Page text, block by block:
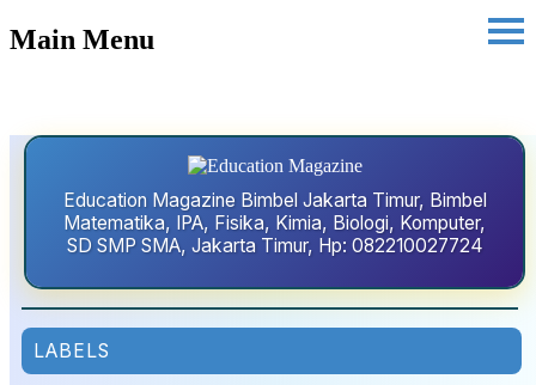
Main Menu
Education Magazine Bimbel Jakarta Timur, Bimbel
Matematika, IPA, Fisika, Kimia, Biologi, Komputer,
SD SMP SMA, Jakarta Timur, Hp: 082210027724
LABELS